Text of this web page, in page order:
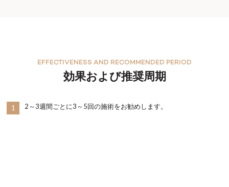
効果および推奨周期
EFFECTIVENESS AND RECOMMENDED PERIOD
1 2～3週間ごとに3～5回の施術をお勧めします。